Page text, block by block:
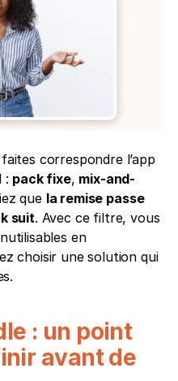
correspondre l’app
: pack fixe, mix-and-
que la remise passe
suit. Avec ce filtre, vous
en
choisir une solution qui
: un point
avant de